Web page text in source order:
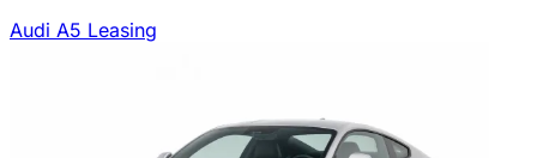
Audi A5 Leasing